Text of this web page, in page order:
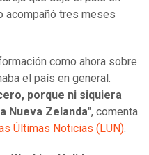
acompañó tres meses
como ahora sobre
el país en general.
porque ni siquiera
Nueva Zelanda", comenta
Últimas Noticias (LUN).